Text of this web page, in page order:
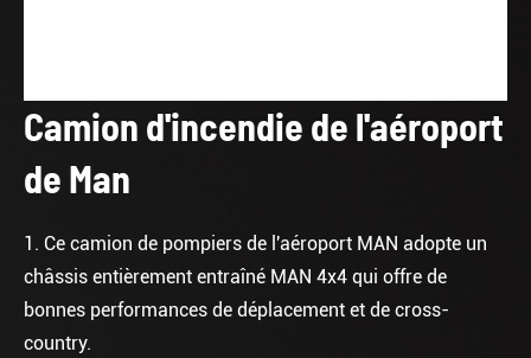
Camion d'incendie de l'aéroport
de Man
1. Ce camion de pompiers de l'aéroport MAN adopte un
châssis entièrement entraîné MAN 4x4 qui offre de
bonnes performances de déplacement et de cross-
country.